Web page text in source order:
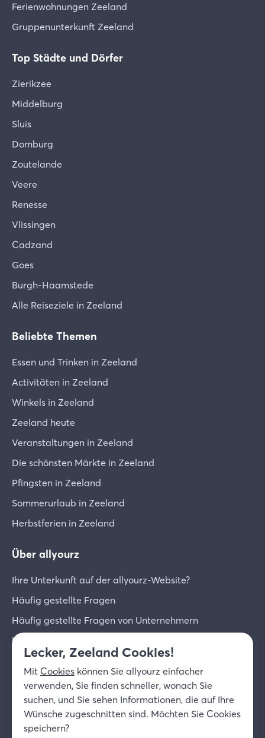
Ferienwohnungen Zeeland
Gruppenunterkunft Zeeland
Top Städte und Dörfer
Zierikzee
Middelburg
Sluis
Domburg
Zoutelande
Veere
Renesse
Vlissingen
Cadzand
Goes
Burgh-Haamstede
Alle Reiseziele in Zeeland
Beliebte Themen
Essen und Trinken in Zeeland
Activitäten in Zeeland
Winkels in Zeeland
Zeeland heute
Veranstaltungen in Zeeland
Die schönsten Märkte in Zeeland
Pfingsten in Zeeland
Sommerurlaub in Zeeland
Herbstferien in Zeeland
Über allyourz
Ihre Unterkunft auf der allyourz-Website?
Häufig gestellte Fragen
Häufig gestellte Fragen von Unternehmern
Unternehmer-Login
Über uns
© 2026 allyourz b.v.
Nutzungsbedingungen
Datenschutzrichtlinie
Lecker, Zeeland Cookies!
Mit Cookies können Sie allyourz einfacher
verwenden, Sie finden schneller, wonach Sie
suchen, und Sie sehen Informationen, die auf Ihre
Wünsche zugeschnitten sind. Möchten Sie Cookies
speichern?